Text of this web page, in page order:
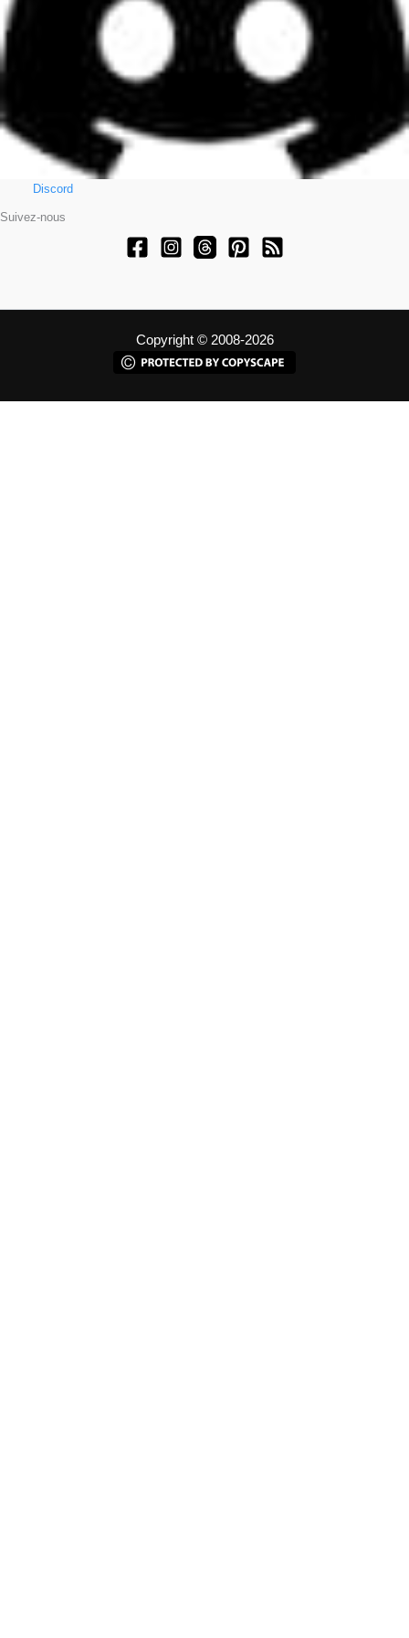
Discord
Suivez-nous
Copyright © 2008-2026